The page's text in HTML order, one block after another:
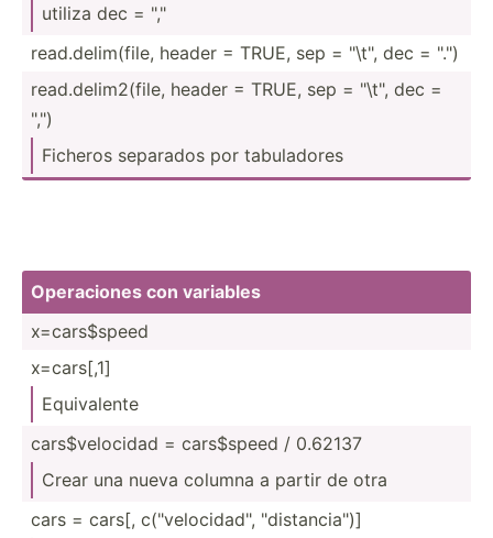
utiliza dec = "­,"
read.d­eli­m(file, header = TRUE, sep = "­\t", dec = ".")
read.d­eli­m2(­file, header = TRUE, sep = "­\t", dec =
"­,")
Ficheros separados por tabula­dores
Operac­iones con variables
x=cars­$speed
x=cars[,1]
Equiva­lente
cars$v­elo­cidad = cars$speed / 0.62137
Crear una nueva columna a partir de otra
cars = cars[, c("v­elo­cid­ad", "­dis­tan­cia­")]